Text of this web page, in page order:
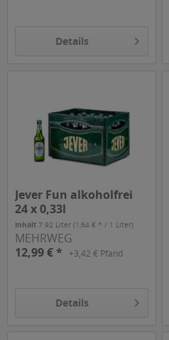
Details
Jever Fun alkoholfrei
24 x 0,33l
Inhalt7.92 Liter(1,64 € * / 1 Liter)
MEHRWEG
12,99 € *
+3,42 € Pfand
Details